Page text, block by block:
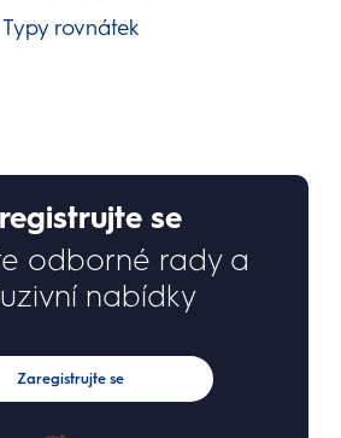
Typy rovnátek
se
odborné rady a
nabídky
Zaregistrujte se